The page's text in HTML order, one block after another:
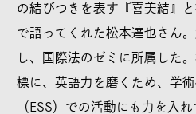
の結びつきを表す『喜美結』
で語ってくれた松本達也さん
し、国際法のゼミに所属した
標に、英語力を磨くため、学
（ESS）での活動にも力を入